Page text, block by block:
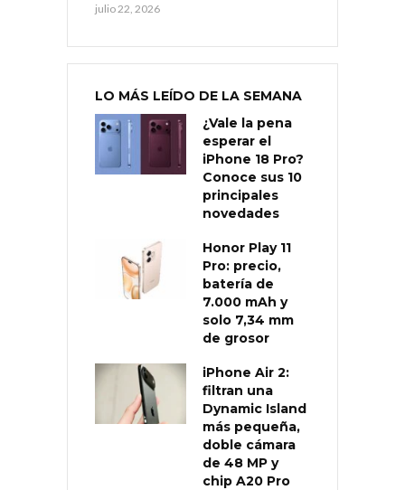
julio 22, 2026
LO MÁS LEÍDO DE LA SEMANA
¿Vale la pena
esperar el
iPhone 18 Pro?
Conoce sus 10
principales
novedades
Honor Play 11
Pro: precio,
batería de
7.000 mAh y
solo 7,34 mm
de grosor
iPhone Air 2:
filtran una
Dynamic Island
más pequeña,
doble cámara
de 48 MP y
chip A20 Pro